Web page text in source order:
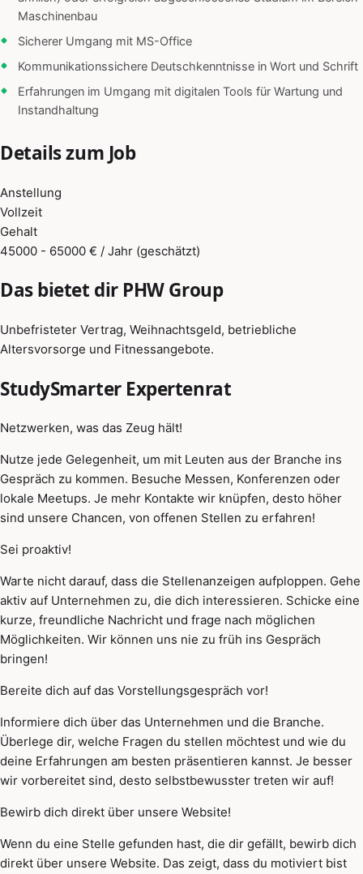
Maschinenbau
Sicherer Umgang mit MS-Office
Kommunikationssichere Deutschkenntnisse in Wort und Schrift
Erfahrungen im Umgang mit digitalen Tools für Wartung und
Instandhaltung
Details zum Job
Anstellung
Vollzeit
Gehalt
45000 - 65000 € / Jahr (geschätzt)
Das bietet dir PHW Group
Unbefristeter Vertrag, Weihnachtsgeld, betriebliche
Altersvorsorge und Fitnessangebote.
StudySmarter Expertenrat
Netzwerken, was das Zeug hält!
Nutze jede Gelegenheit, um mit Leuten aus der Branche ins
Gespräch zu kommen. Besuche Messen, Konferenzen oder
lokale Meetups. Je mehr Kontakte wir knüpfen, desto höher
sind unsere Chancen, von offenen Stellen zu erfahren!
Sei proaktiv!
Warte nicht darauf, dass die Stellenanzeigen aufploppen. Gehe
aktiv auf Unternehmen zu, die dich interessieren. Schicke eine
kurze, freundliche Nachricht und frage nach möglichen
Möglichkeiten. Wir können uns nie zu früh ins Gespräch
bringen!
Bereite dich auf das Vorstellungsgespräch vor!
Informiere dich über das Unternehmen und die Branche.
Überlege dir, welche Fragen du stellen möchtest und wie du
deine Erfahrungen am besten präsentieren kannst. Je besser
wir vorbereitet sind, desto selbstbewusster treten wir auf!
Bewirb dich direkt über unsere Website!
Wenn du eine Stelle gefunden hast, die dir gefällt, bewirb dich
direkt über unsere Website. Das zeigt, dass du motiviert bist